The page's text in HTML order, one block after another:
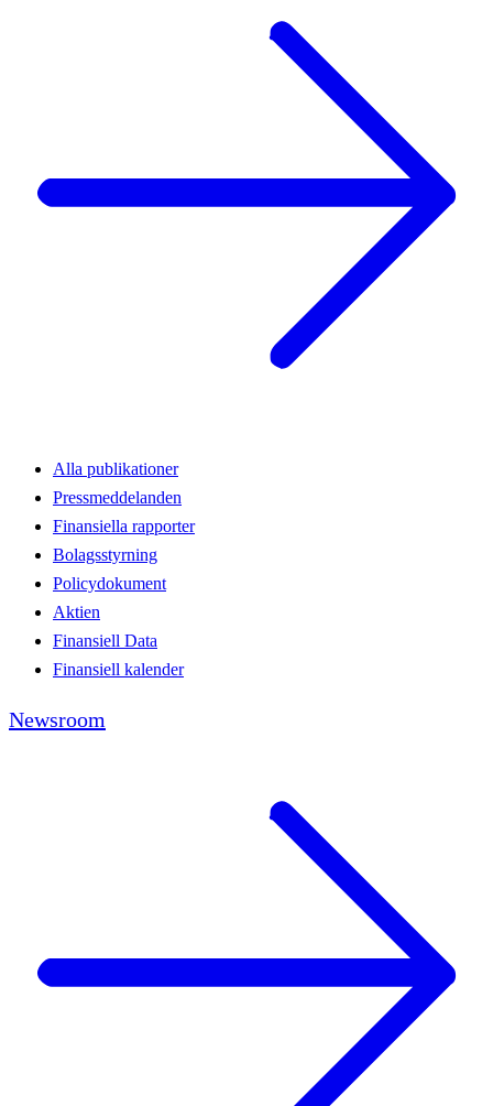
Alla publikationer
Pressmeddelanden
Finansiella rapporter
Bolagsstyrning
Policydokument
Aktien
Finansiell Data
Finansiell kalender
Newsroom